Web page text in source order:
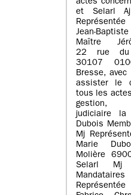
actes
et Selarl Aj
Jean-
Maître
22 rue du
30107
Bresse,
assister le
tous les
gestion,
judiciaire
Dubois
Mj
Marie
Molière
Selarl Mj